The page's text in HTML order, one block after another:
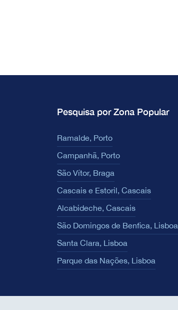
Pesquisa por Zona Popular
Ramalde, Porto
Campanhã, Porto
São Vítor, Braga
Cascais e Estoril, Cascais
Alcabideche, Cascais
São Domingos de Benfica, Lisboa
Santa Clara, Lisboa
Parque das Nações, Lisboa